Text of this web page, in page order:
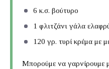
6 κ.σ. βούτυρο
1 φλιτζάνι γάλα
120 γρ. τυρί κρέμα με
Μπορούμε να γαρνίρουμε